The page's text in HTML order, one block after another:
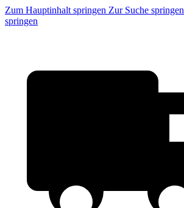
Zum Hauptinhalt springen Zur Suche springen
springen